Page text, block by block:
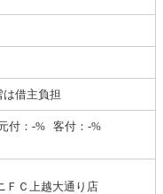
は借主負担
付：-% 客付：-%
ＦＣ上越大通り店